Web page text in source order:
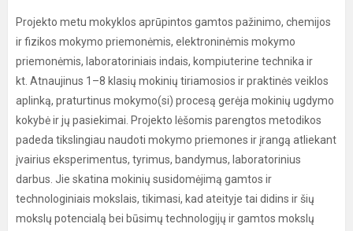
Projekto metu mokyklos aprūpintos gamtos pažinimo, chemijos
ir fizikos mokymo priemonėmis, elektroninėmis mokymo
priemonėmis, laboratoriniais indais, kompiuterine technika ir
kt. Atnaujinus 1–8 klasių mokinių tiriamosios ir praktinės veiklos
aplinką, praturtinus mokymo(si) procesą gerėja mokinių ugdymo
kokybė ir jų pasiekimai. Projekto lėšomis parengtos metodikos
padeda tikslingiau naudoti mokymo priemones ir įrangą atliekant
įvairius eksperimentus, tyrimus, bandymus, laboratorinius
darbus. Jie skatina mokinių susidomėjimą gamtos ir
technologiniais mokslais, tikimasi, kad ateityje tai didins ir šių
mokslų potencialą bei būsimų technologijų ir gamtos mokslų